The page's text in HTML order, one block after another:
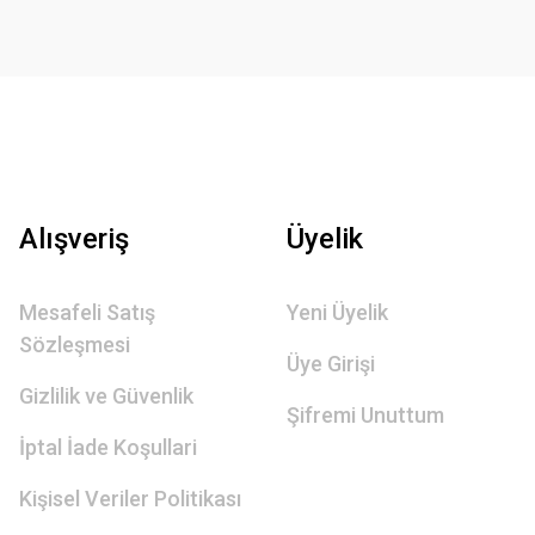
Alışveriş
Mesafeli Satış
Sözleşmesi
Gizlilik ve Güvenlik
İptal İade Koşullari
Kişisel Veriler Politikası
Üyelik
Yeni Üyelik
Üye Girişi
Şifremi Unuttum